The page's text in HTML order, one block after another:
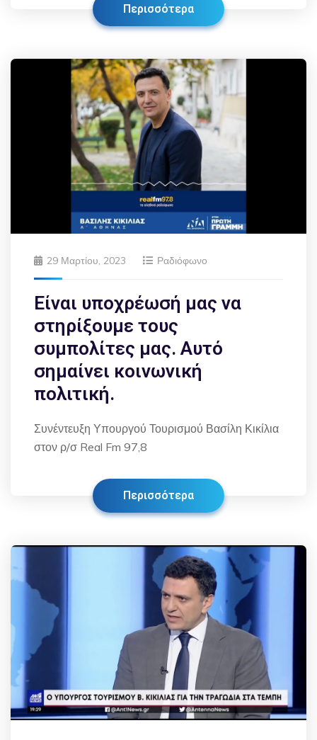
Περισσότερα
29 Μαρτίου, 2023 Ραδιόφωνο
Είναι υποχρέωσή μας να
στηρίξουμε τους
συμπολίτες μας. Αυτό
σημαίνει κοινωνική
πολιτική.
Συνέντευξη Υπουργού Τουρισμού Βασίλη Κικίλια
στον ρ/σ Real Fm 97,8
Περισσότερα